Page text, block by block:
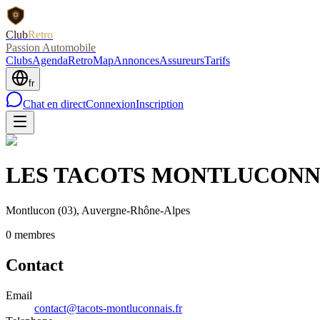
ClubRetro
Passion Automobile
ClubsAgendaRetroMapAnnoncesAssureursTarifs
fr
Chat en directConnexionInscription
LES TACOTS
Montlucon (03), Auvergne-Rhône-Alpes
0 membres
Contact
Email
contact@tacots-montluconnais.fr